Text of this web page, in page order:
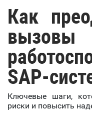
Как
вызовы
SAP-
Ключевые шаги,
риски и повысить